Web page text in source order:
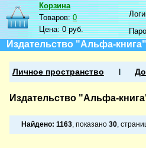
Корзина
Товаров:0
Цена:0 руб.
Издательство "Альфа-книга"
Личное пространство
Издательство "Альфа-
Найдено: 1163, показано 30,